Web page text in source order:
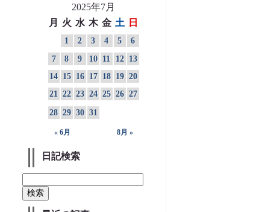
2025年7月
月 火 水 木 金 土 日
« 6月 8月 »
1 2 3 4 5
6
7
8 9 10 11 12
13
14 15 16 17 18 19 20
21
22 23 24 25 26 27
28 29 30 31
日記検索